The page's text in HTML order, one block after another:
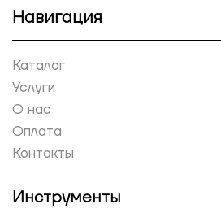
Навигация
Каталог
Услуги
О нас
Оплата
Контакты
Инструменты